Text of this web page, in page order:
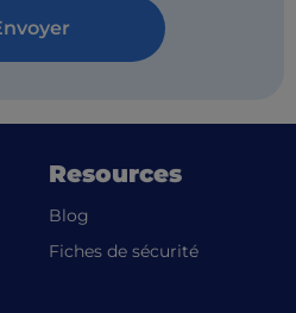
Resources
Blog
Fiches de sécurité(opens in a